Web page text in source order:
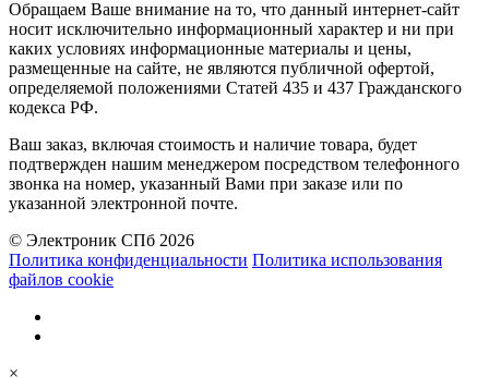
Обращаем Ваше внимание на то, что данный интернет-сайт
носит исключительно информационный характер и ни при
каких условиях информационные материалы и цены,
размещенные на сайте, не являются публичной офертой,
определяемой положениями Статей 435 и 437 Гражданского
кодекса РФ.
Ваш заказ, включая стоимость и наличие товара, будет
подтвержден нашим менеджером посредством телефонного
звонка на номер, указанный Вами при заказе или по
указанной электронной почте.
© Электроник СПб 2026
Политика конфиденциальности Политика использования
файлов cookie
×